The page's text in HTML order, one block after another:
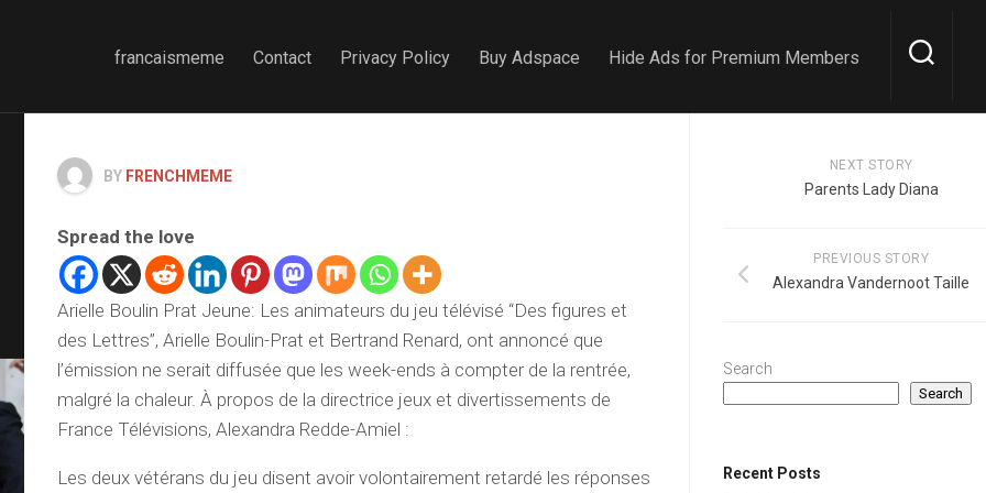
francaismeme Contact Privacy Policy Buy Adspace Hide Ads for Premium Members
BY FRENCHMEME
Spread the love
Arielle Boulin Prat Jeune: Les animateurs du jeu télévisé “Des figures et
des Lettres”, Arielle Boulin-Prat et Bertrand Renard, ont annoncé que
l’émission ne serait diffusée que les week-ends à compter de la rentrée,
malgré la chaleur. À propos de la directrice jeux et divertissements de
France Télévisions, Alexandra Redde-Amiel :
Les deux vétérans du jeu disent avoir volontairement retardé les réponses
NEXT STORY
Parents Lady Diana
PREVIOUS STORY
Alexandra Vandernoot Taille
Search
Search
Recent Posts